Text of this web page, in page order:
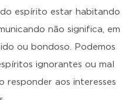
espírito estar habitando
não significa, em
ou bondoso. Podemos
ignorantes ou mal
responder aos interesses